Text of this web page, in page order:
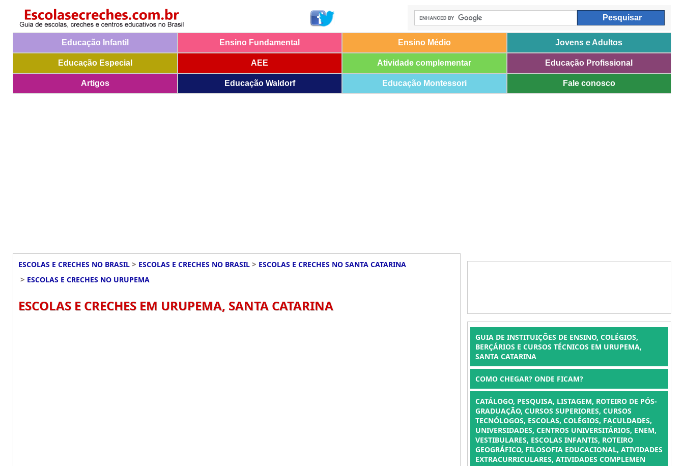
Educação Infantil Ensino Fundamental Ensino Médio Jovens e Adultos
Educação Especial AEE Atividade complementar Educação Profissional
Artigos Educação Waldorf Educação Montessori Fale conosco
ESCOLAS E CRECHES NO BRASIL > ESCOLAS E CRECHES NO BRASIL > ESCOLAS E CRECHES NO SANTA CATARINA
> ESCOLAS E CRECHES NO URUPEMA
ESCOLAS E CRECHES EM URUPEMA, SANTA CATARINA
GUIA DE INSTITUIÇÕES DE ENSINO, COLÉGIOS,
BERÇÁRIOS E CURSOS TÉCNICOS EM URUPEMA,
SANTA CATARINA
COMO CHEGAR? ONDE FICAM?
CATÁLOGO, PESQUISA, LISTAGEM, ROTEIRO DE PÓS-
GRADUAÇÃO, CURSOS SUPERIORES, CURSOS
TECNÓLOGOS, ESCOLAS, COLÉGIOS, FACULDADES,
UNIVERSIDADES, CENTROS UNIVERSITÁRIOS, ENEM,
VESTIBULARES, ESCOLAS INFANTIS, ROTEIRO
GEOGRÁFICO, FILOSOFIA EDUCACIONAL, ATIVIDADES
EXTRACURRICULARES, ATIVIDADES COMPLEMEN